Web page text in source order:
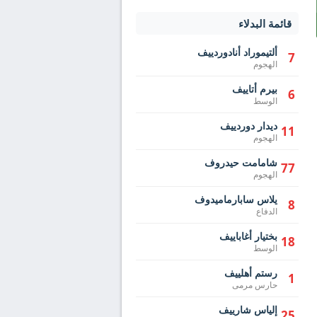
قائمة البدلاء
7 ألتيموراد أنادوردييف
الهجوم
6 بيرم أتاييف
الوسط
11 ديدار دوردييف
الهجوم
77 شامامت حيدروف
الهجوم
8 يلاس سابارماميدوف
الدفاع
18 بختيار أغاباييف
الوسط
1 رستم أهلييف
حارس مرمى
إلياس شارييف